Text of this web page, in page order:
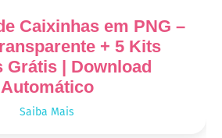
Caixinhas em PNG –
+ 5 Kits
Grátis | Download
Automático
Saiba Mais